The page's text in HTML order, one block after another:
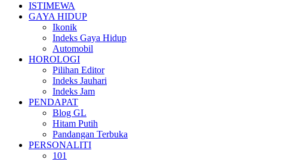
ISTIMEWA
GAYA HIDUP
Ikonik
Indeks Gaya Hidup
Automobil
HOROLOGI
Pilihan Editor
Indeks Jauhari
Indeks Jam
PENDAPAT
Blog GL
Hitam Putih
Pandangan Terbuka
PERSONALITI
101